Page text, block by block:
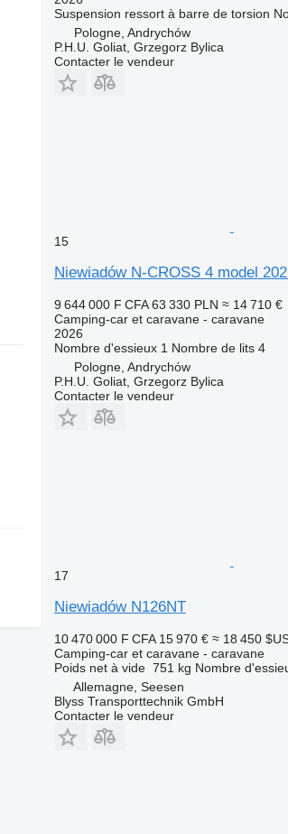
Suspension ressort à barre de torsion
Pologne, Andrychów
P.H.U. Goliat, Grzegorz Bylica
Contacter le vendeur
15
Niewiadów N-CROSS 4 model
9 644 000 F CFA 63 330 PLN ≈ 14 710 €
Camping-car et caravane - caravane
2026
Nombre d'essieux 1 Nombre de lits 4
Pologne, Andrychów
P.H.U. Goliat, Grzegorz Bylica
Contacter le vendeur
17
Niewiadów N126NT
10 470 000 F CFA 15 970 € ≈ 18 450
Camping-car et caravane - caravane
Poids net à vide 751 kg Nombre
Allemagne, Seesen
Blyss Transporttechnik GmbH
Contacter le vendeur